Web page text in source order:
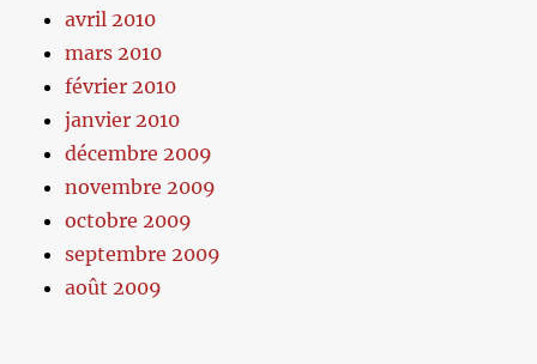
avril 2010
mars 2010
février 2010
janvier 2010
décembre 2009
novembre 2009
octobre 2009
septembre 2009
août 2009